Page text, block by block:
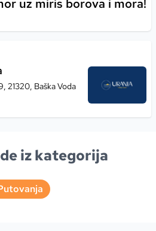
uz miris borova i mora!
21320, Baška Voda
iz kategorija